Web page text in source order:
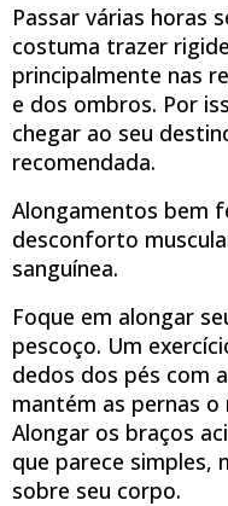
Passar várias horas
costuma trazer
principalmente nas
e dos ombros. Por
chegar ao seu
recomendada.
Alongamentos bem
desconforto
sanguínea.
Foque em alongar
pescoço. Um
dedos dos pés com
mantém as pernas o
Alongar os braços
que parece simples,
sobre seu corpo.